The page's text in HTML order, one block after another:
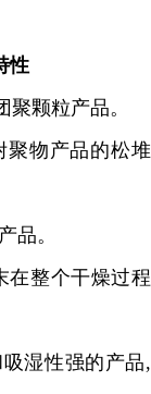
性
颗粒产品。
聚物产品的松堆
品。
在整个干燥过程
湿性强的产品,